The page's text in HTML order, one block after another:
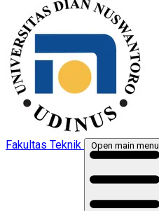
Fakultas Teknik Open main menu